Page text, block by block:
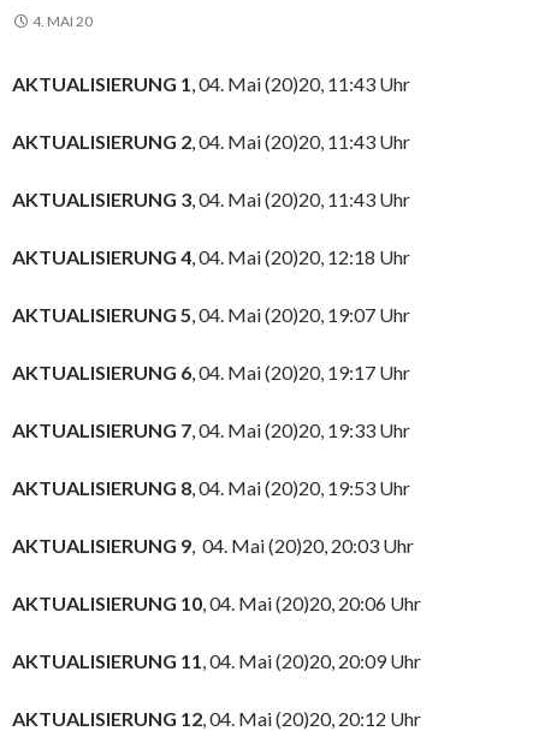
4. MAI 20
AKTUALISIERUNG 1, 04. Mai (20)20, 11:43 Uhr
AKTUALISIERUNG 2, 04. Mai (20)20, 11:43 Uhr
AKTUALISIERUNG 3, 04. Mai (20)20, 11:43 Uhr
AKTUALISIERUNG 4, 04. Mai (20)20, 12:18 Uhr
AKTUALISIERUNG 5, 04. Mai (20)20, 19:07 Uhr
AKTUALISIERUNG 6, 04. Mai (20)20, 19:17 Uhr
AKTUALISIERUNG 7, 04. Mai (20)20, 19:33 Uhr
AKTUALISIERUNG 8, 04. Mai (20)20, 19:53 Uhr
AKTUALISIERUNG 9, 04. Mai (20)20, 20:03 Uhr
AKTUALISIERUNG 10, 04. Mai (20)20, 20:06 Uhr
AKTUALISIERUNG 11, 04. Mai (20)20, 20:09 Uhr
AKTUALISIERUNG 12, 04. Mai (20)20, 20:12 Uhr